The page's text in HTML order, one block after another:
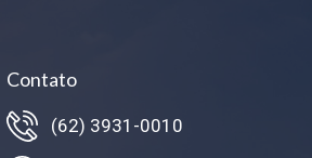
Contato
(62) 3931-0010